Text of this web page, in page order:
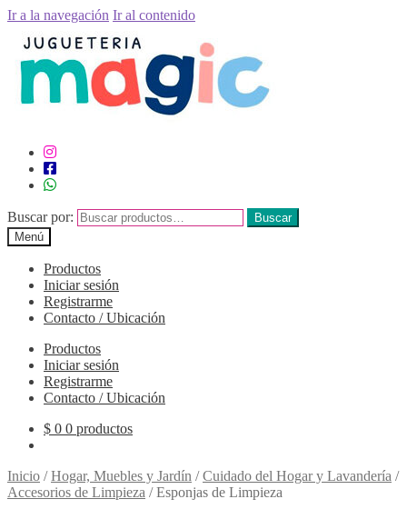
Ir a la navegación Ir al contenido
Buscar por:
Buscar
Menú
Productos
Iniciar sesión
Registrarme
Contacto / Ubicación
Productos
Iniciar sesión
Registrarme
Contacto / Ubicación
$ 0 0 productos
Inicio /Hogar, Muebles y Jardín /Cuidado del Hogar y Lavandería /
Accesorios de Limpieza /Esponjas de Limpieza